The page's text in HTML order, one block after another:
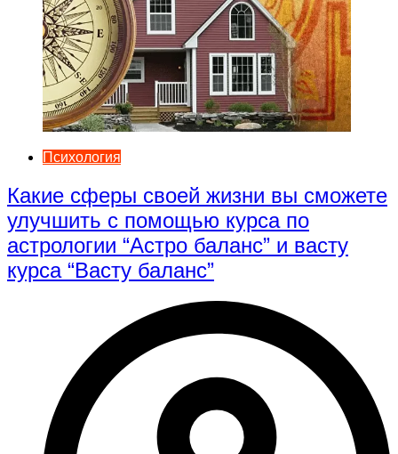
Психология
Какие сферы своей жизни вы сможете
улучшить с помощью курса по
астрологии “Астро баланс” и васту
курса “Васту баланс”